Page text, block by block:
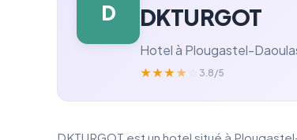
D DKTURGOT
Hotel à Plougastel-
★★★★ 3.8/5